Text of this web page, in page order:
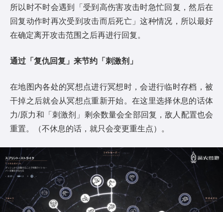
所以时不时会遇到「受到高伤害攻击时急忙回复，然后在
回复动作时再次受到攻击而后死亡」这种情况，所以最好
在确定离开攻击范围之后再进行回复。
通过「复仇回复」来节约「刺激剂」
在地图内各处的冥想点进行冥想时，会进行临时存档，被
干掉之后就会从冥想点重新开始。在这里选择休息的话体
力/原力和「刺激剂」剩余数量会全部回复，敌人配置也会
重置。（不休息的话，就只会变更重生点）。